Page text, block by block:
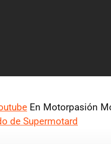
En Motorpasión
de Supermotard